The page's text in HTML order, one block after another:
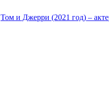
Том и Джерри (2021 год) –